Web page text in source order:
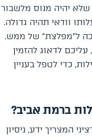
שלא יהיה מנוס מלשבור
וודאי תהיה גדולה.
ל"מפלצת" של ממש.
לדאוג להזמין
כדי לטפל בעניין
ברמת אביב?
המצריך ידע, ניסיון